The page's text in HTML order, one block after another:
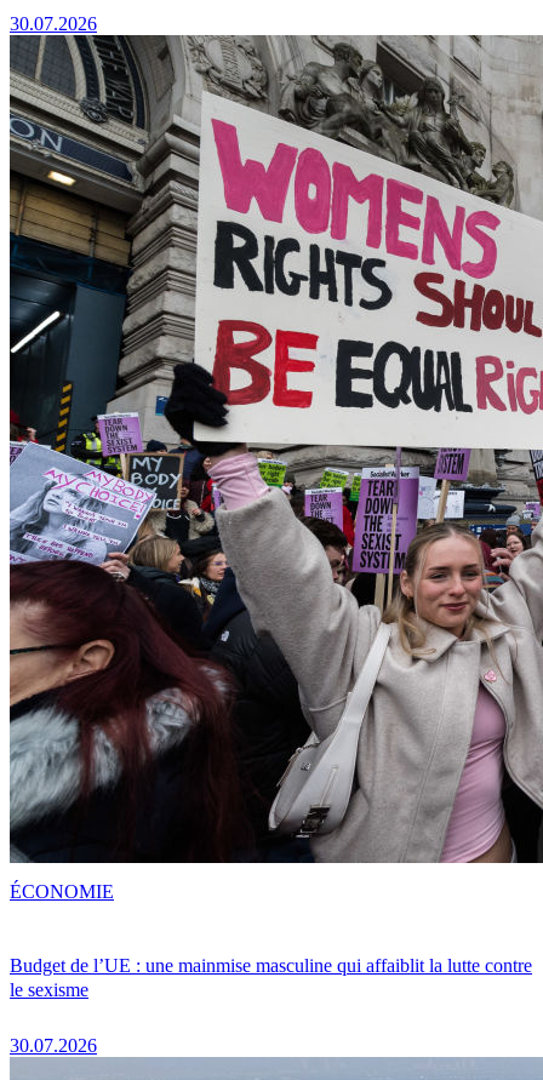
30.07.2026
Budget de l’UE : une mainmise masculine qui affaiblit la lutte contre
le sexisme
30.07.2026
ÉCONOMIE